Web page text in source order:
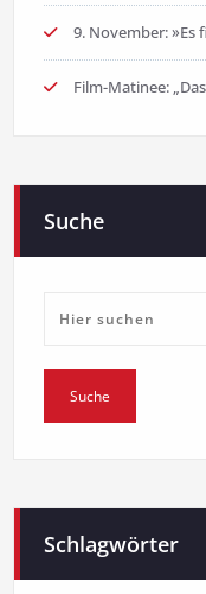
9. November: »Es
Film-Matinee:
Suche
Schlagwörter